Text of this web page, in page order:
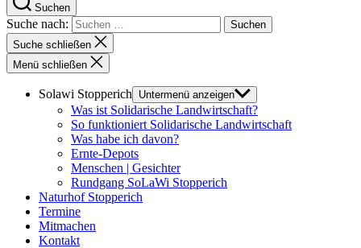
Suchen
Suche nach:
Suche schließen
Menü schließen
Solawi Stopperich Untermenü anzeigen
Was ist Solidarische Landwirtschaft?
So funktioniert Solidarische Landwirtschaft
Was habe ich davon?
Ernte-Depots
Menschen | Gesichter
Rundgang SoLaWi Stopperich
Naturhof Stopperich
Termine
Mitmachen
Kontakt